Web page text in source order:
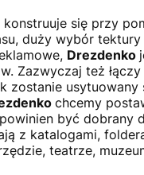
konstruuje się przy
duży wybór
Drezdenko
Zazwyczaj też
zostanie
chcemy
być dobrany
z katalogami,
teatrze,